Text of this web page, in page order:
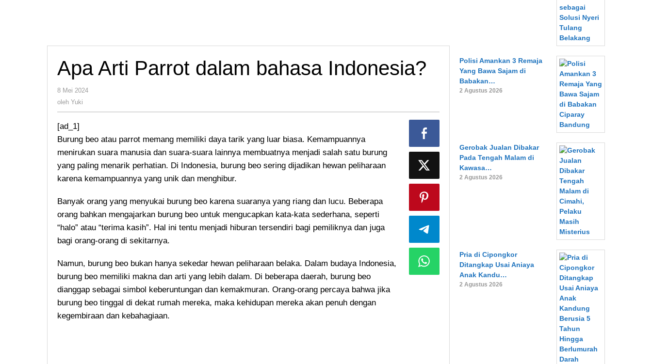
Apa Arti Parrot dalam bahasa Indonesia?
8 Mei 2024
oleh Yuki
[ad_1]
Burung beo atau parrot memang memiliki daya tarik yang luar biasa. Kemampuannya
menirukan suara manusia dan suara-suara lainnya membuatnya menjadi salah satu burung
yang paling menarik perhatian. Di Indonesia, burung beo sering dijadikan hewan peliharaan
karena kemampuannya yang unik dan menghibur.
Banyak orang yang menyukai burung beo karena suaranya yang riang dan lucu. Beberapa
orang bahkan mengajarkan burung beo untuk mengucapkan kata-kata sederhana, seperti
“halo” atau “terima kasih”. Hal ini tentu menjadi hiburan tersendiri bagi pemiliknya dan juga
bagi orang-orang di sekitarnya.
Namun, burung beo bukan hanya sekedar hewan peliharaan belaka. Dalam budaya Indonesia,
burung beo memiliki makna dan arti yang lebih dalam. Di beberapa daerah, burung beo
dianggap sebagai simbol keberuntungan dan kemakmuran. Orang-orang percaya bahwa jika
burung beo tinggal di dekat rumah mereka, maka kehidupan mereka akan penuh dengan
kegembiraan dan kebahagiaan.
Polisi Amankan 3 Remaja
Yang Bawa Sajam di
Babakan…
2 Agustus 2026
Gerobak Jualan Dibakar
Pada Tengah Malam di
Kawasa…
2 Agustus 2026
Pria di Cipongkor
Ditangkap Usai Aniaya
Anak Kandu…
2 Agustus 2026